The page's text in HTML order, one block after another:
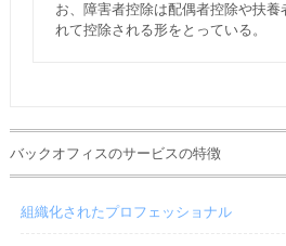
お、障害者控除は配偶者控除や扶養
れて控除される形をとっている。
バックオフィスのサービスの特徴
組織化されたプロフェッショナル